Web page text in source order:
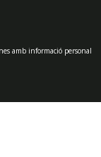
Mar
amb informació personal